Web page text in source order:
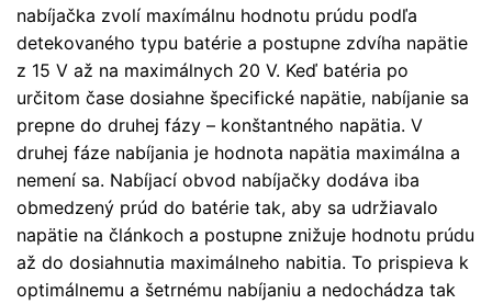
nabíjačka zvolí maxímálnu hodnotu prúdu podľa
detekovaného typu batérie a postupne zdvíha napätie
z 15 V až na maximálnych 20 V. Keď batéria po
určitom čase dosiahne špecifické napätie, nabíjanie sa
prepne do druhej fázy – konštantného napätia. V
druhej fáze nabíjania je hodnota napätia maximálna a
nemení sa. Nabíjací obvod nabíjačky dodáva iba
obmedzený prúd do batérie tak, aby sa udržiavalo
napätie na článkoch a postupne znižuje hodnotu prúdu
až do dosiahnutia maximálneho nabitia. To prispieva k
optimálnemu a šetrnému nabíjaniu a nedochádza tak